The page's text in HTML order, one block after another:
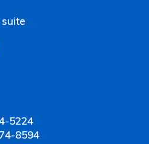
5224
8594